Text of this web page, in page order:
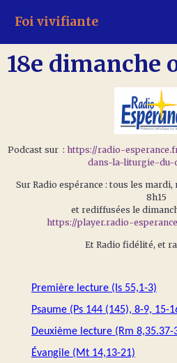
Foi vivifiante
18e dimanche
Podcast sur : https://radio-
dans-la-liturgie-du-
Sur Radio espérance : tous les
8h15
et rediffusées le
https://player.radio-
Et Radio fidélité, et
Première lecture (Is 55,1-3)
Psaume (Ps 144 (145), 8-9, 15-
Deuxième lecture (Rm 8,35.37-
Évangile (Mt 14,13-21)